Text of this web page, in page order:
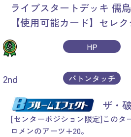
ライブスタートデッキ 儒
【使用可能カード】セレ
HP
2nd バトンタッチ
ザ・
[センターポジション限定]このタ
ロメンのアーツ+20。